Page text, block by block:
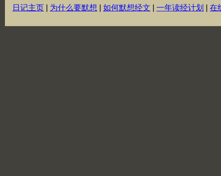
日记主页 为什么要默想 如何默想经文 一年读经计划 在